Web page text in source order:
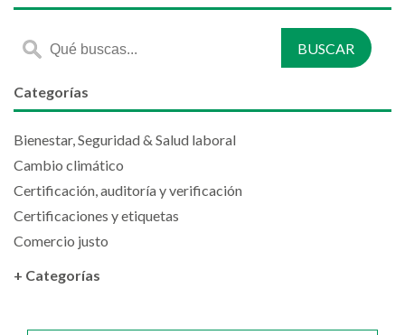
Categorías
Bienestar, Seguridad & Salud laboral
Cambio climático
Certificación, auditoría y verificación
Certificaciones y etiquetas
Comercio justo
+ Categorías